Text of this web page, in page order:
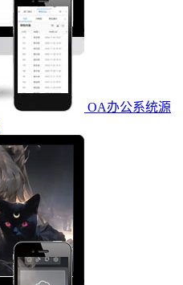
OA办公系统源